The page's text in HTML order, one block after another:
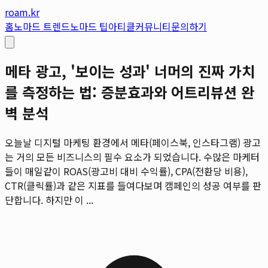
roam.kr
홈노마드 트렌드노마드 팁아티클커뮤니티문의하기
메타 광고, '보이는 성과' 너머의 진짜 가치
를 측정하는 법: 증분효과와 어트리뷰션 완
벽 분석
오늘날 디지털 마케팅 환경에서 메타(페이스북, 인스타그램) 광고
는 거의 모든 비즈니스의 필수 요소가 되었습니다. 수많은 마케터
들이 매일같이 ROAS(광고비 대비 수익률), CPA(전환당 비용),
CTR(클릭률)과 같은 지표를 들여다보며 캠페인의 성공 여부를 판
단합니다. 하지만 이 ...